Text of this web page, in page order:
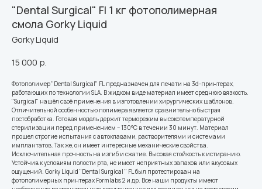
"Dental Surgical" Fl 1 кг фотополимерная
смола Gorky Liquid
Gorky Liquid
15 000 р.
Фотополимер "Dental Surgical" FL предназначен для печати на 3d-принтерах,
работающих по технологии SLA. В жидком виде материал имеет среднюю вязкость.
"Surgical" нашёл своё применения в изготовлении хирургических шаблонов.
Отличительной особенностью полимера является сравнительно быстрая
постобработка. Готовая модель держит терморежим высокотемпературной
стерилизации перед применением – 130°С в течении 30 минут. Материал
прошел строгие испытания с автоклавами, растворителями и системами
имплантатов. Так же, он имеет интересные механические свойства.
Исключительная прочность на изгиб и сжатие. Высокая стойкость к истиранию.
Устойчив к условиям полости рта, не имеет неприятных запахов или вкусовых
ощущений. Gorky Liquid "Dental Surgical " FL был протестирован на
фотополимерных принтерах Formlabs 2 и др. Все наши продукты имеют